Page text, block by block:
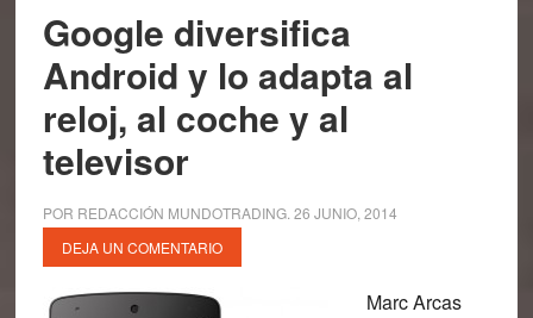
Google diversifica
Android y lo adapta al
reloj, al coche y al
televisor
POR REDACCIÓN MUNDOTRADING. 26 JUNIO, 2014
DEJA UN COMENTARIO
Marc Arcas